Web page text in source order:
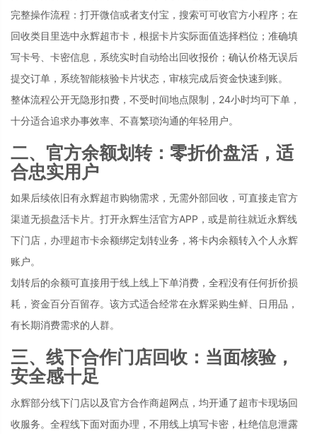
完整操作流程：打开微信或者支付宝，搜索可可收官方小程序；在
回收类目里选中永辉超市卡，根据卡片实际面值选择档位；准确填
写卡号、卡密信息，系统实时自动给出回收报价；确认价格无误后
提交订单，系统智能核验卡片状态，审核完成后资金快速到账。
整体流程公开无隐形扣费，不受时间地点限制，24小时均可下单，
十分适合追求办事效率、不喜繁琐沟通的年轻用户。
二、官方余额划转：零折价盘活，适
合忠实用户
如果后续依旧有永辉超市购物需求，无需外部回收，可直接走官方
渠道无损盘活卡片。打开永辉生活官方APP，或是前往就近永辉线
下门店，办理超市卡余额绑定划转业务，将卡内余额转入个人永辉
账户。
划转后的余额可直接用于线上线上下单消费，全程没有任何折价损
耗，资金百分百留存。该方式适合经常在永辉采购生鲜、日用品，
有长期消费需求的人群。
三、线下合作门店回收：当面核验，
安全感十足
永辉部分线下门店以及官方合作商超网点，均开通了超市卡现场回
收服务。全程线下面对面办理，不用线上填写卡密，杜绝信息泄露